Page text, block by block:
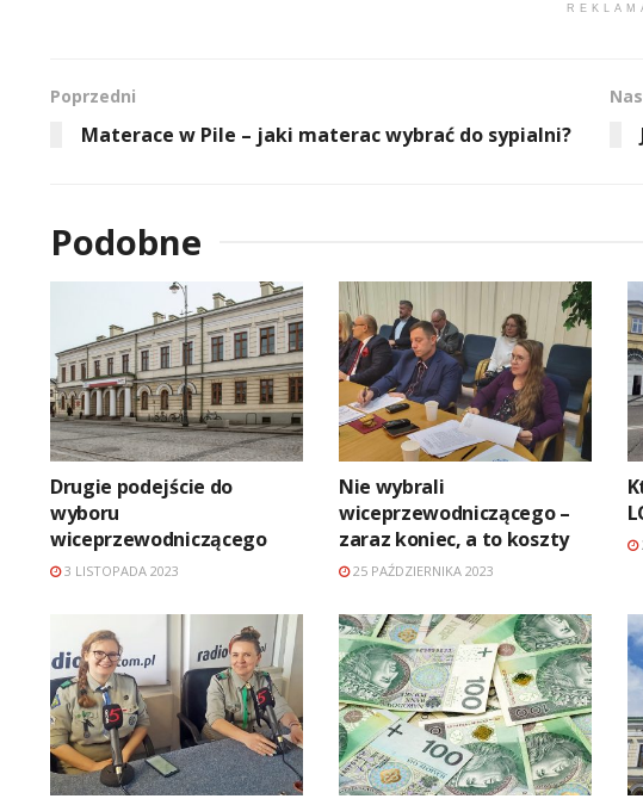
Poprzedni
Materace w Pile – jaki materac wybrać do sypialni?
Podobne
Drugie podejście do
wyboru
wiceprzewodniczącego
3 LISTOPADA 2023
Nie wybrali
wiceprzewodniczącego –
zaraz koniec, a to koszty
25 PAŹDZIERNIKA 2023